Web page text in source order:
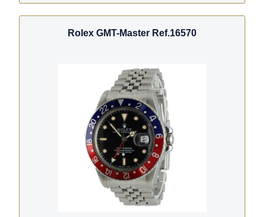
Rolex GMT-Master Ref.16570